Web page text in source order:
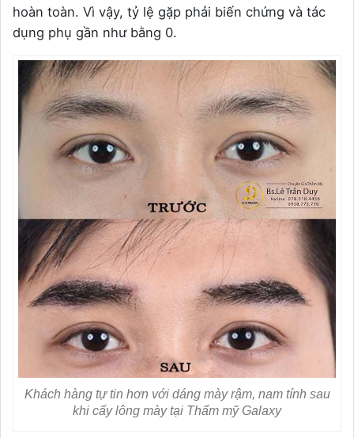
hoàn toàn. Vì vậy, tỷ lệ gặp phải biến chứng và tác
dụng phụ gần như bằng 0.
Khách hàng tự tin hơn với dáng mày rậm, nam tính sau
khi cấy lông mày tại Thẩm mỹ Galaxy